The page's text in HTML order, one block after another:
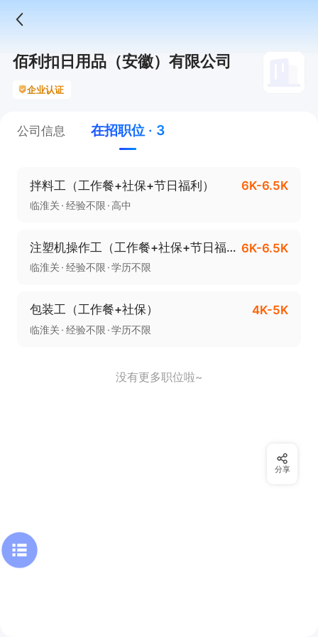
佰利扣日用品（安徽）有限公司
企业认证
公司信息 在招职位 · 3
拌料工（工作餐+社保+节日福利） 6K-6.5K
临淮关 经验不限 高中
注塑机操作工（工作餐+社保+节日福利） 6K-6.5K
临淮关 经验不限 学历不限
包装工（工作餐+社保） 4K-5K
临淮关 经验不限 学历不限
没有更多职位啦~
分享